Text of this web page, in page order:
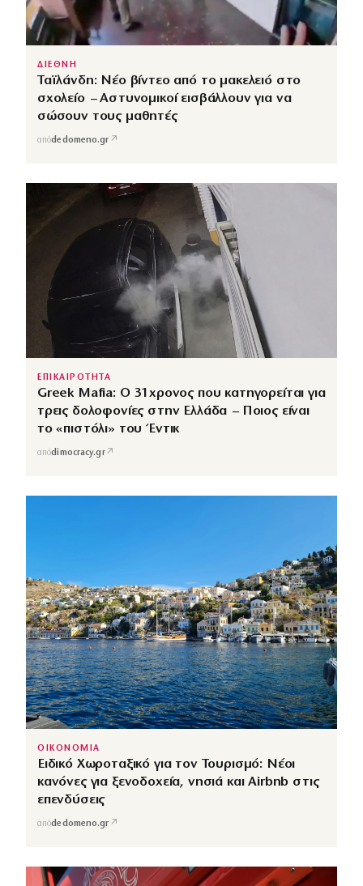
ΔΙΕΘΝΗ
Ταϊλάνδη: Νέο βίντεο από το μακελειό στο
σχολείο – Αστυνομικοί εισβάλλουν για να
σώσουν τους μαθητές
απόdedomeno.gr ↗
ΕΠΙΚΑΙΡΟΤΗΤΑ
Greek Mafia: Ο 31χρονος που κατηγορείται για
τρεις δολοφονίες στην Ελλάδα – Ποιος είναι
το «πιστόλι» του Έντικ
απόdimocracy.gr↗
ΟΙΚΟΝΟΜΙΑ
Ειδικό Χωροταξικό για τον Τουρισμό: Νέοι
κανόνες για ξενοδοχεία, νησιά και Airbnb στις
επενδύσεις
απόdedomeno.gr ↗